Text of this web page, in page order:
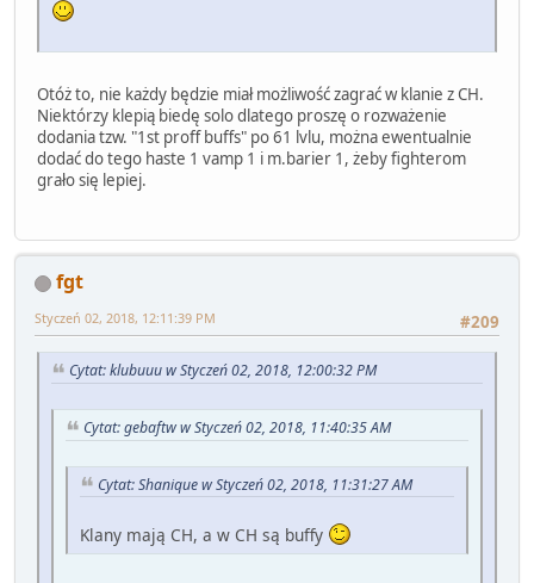
Otóż to, nie każdy będzie miał możliwość zagrać w klanie z CH.
Niektórzy klepią biedę solo dlatego proszę o rozważenie
dodania tzw. "1st proff buffs" po 61 lvlu, można ewentualnie
dodać do tego haste 1 vamp 1 i m.barier 1, żeby fighterom
grało się lepiej.
fgt
#209
Styczeń 02, 2018, 12:11:39 PM
Cytat: klubuuu w Styczeń 02, 2018, 12:00:32 PM
Cytat: gebaftw w Styczeń 02, 2018, 11:40:35 AM
Cytat: Shanique w Styczeń 02, 2018, 11:31:27 AM
Klany mają CH, a w CH są buffy